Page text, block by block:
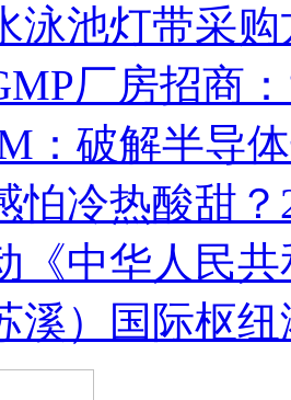
泳池灯带采
厂房招商
：破解半导
怕冷热酸甜
《中华人民
溪）国际枢